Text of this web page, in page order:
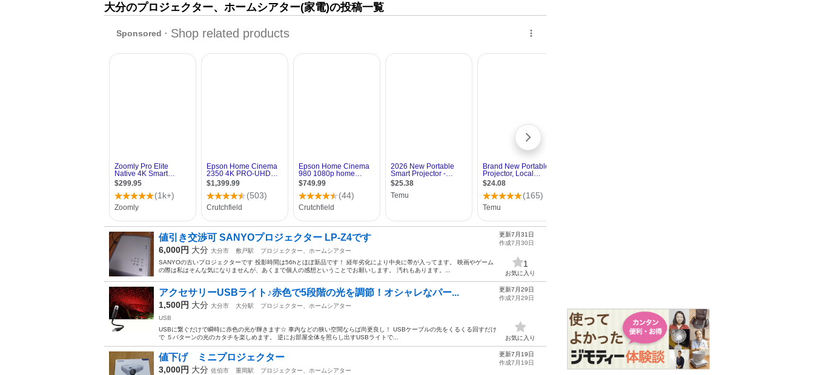
大分のプロジェクター、ホームシアター(家電)の投稿一覧
値引き交渉可 SANYOプロジェクター LP-Z4です
6,000円 大分 大分市 敷戸駅
プロジェクター、ホームシアター
SANYOの古いプロジェクターです 投影時間は56hとほぼ新品です！ 経年劣化により中央に帯が入ってます。 映画やゲーム
の際は私はそんな気になりませんが、あくまで個人の感想ということでお願いします。 汚れもあります。...
更新7月31日
作成7月30日
1
お気に入り
アクセサリーUSBライト♪赤色で5段階の光を調節！オシャレなパー...
1,500円 大分 大分市 大分駅
プロジェクター、ホームシアター
USB
USBに繋ぐだけで瞬時に赤色の光が輝きます☆ 車内などの狭い空間ならば尚更良し！ USBケーブルの先をくるくる回すだけ
で ５パターンの光のカタチを楽しめます。 逆にお部屋全体を照らし出すUSBライトで...
更新7月29日
作成7月29日
お気に入り
値下げ ミニプロジェクター
3,000円 大分 佐伯市 重岡駅
プロジェクター、ホームシアター
更新7月19日
作成7月19日